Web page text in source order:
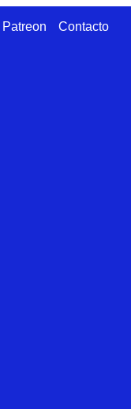
Patreon Contacto